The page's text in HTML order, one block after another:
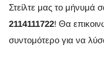
Στείλτε μας το μήνυμά
2114111722! Θα
συντομότερο για να